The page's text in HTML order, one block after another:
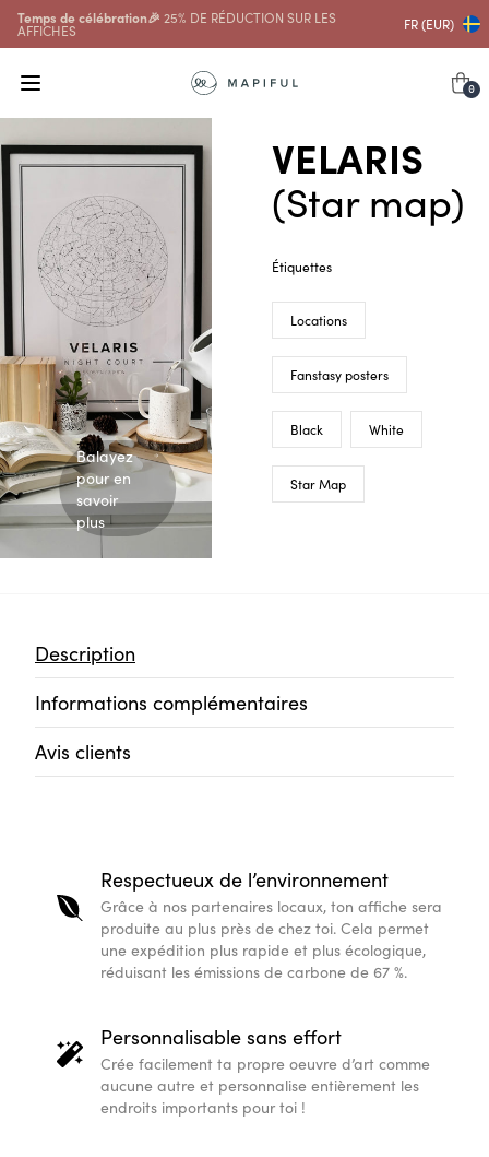
Temps de célébration🎉 25% DE RÉDUCTION SUR LES
AFFICHES FR (EUR)
0
Balayez
pour en
savoir
plus
VELARIS
(Star map)
Étiquettes
Locations
Fanstasy posters
Black White
Star Map
Description
Informations complémentaires
Avis clients
Respectueux de l’environnement
Grâce à nos partenaires locaux, ton affiche sera
produite au plus près de chez toi. Cela permet
une expédition plus rapide et plus écologique,
réduisant les émissions de carbone de 67 %.
Personnalisable sans effort
Crée facilement ta propre oeuvre d’art comme
aucune autre et personnalise entièrement les
endroits importants pour toi !